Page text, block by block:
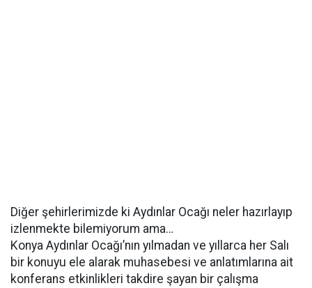
Diğer şehirlerimizde ki Aydınlar Ocağı neler hazırlayıp
izlenmekte bilemiyorum ama…
Konya Aydınlar Ocağı’nın yılmadan ve yıllarca her Salı
bir konuyu ele alarak muhasebesi ve anlatımlarına ait
konferans etkinlikleri takdire şayan bir çalışma